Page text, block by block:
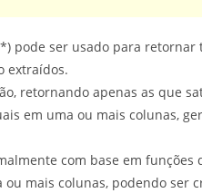
pode ser usado para retornar
extraídos.
retornando apenas as que
em uma ou mais colunas,
com base em funções
mais colunas, podendo ser